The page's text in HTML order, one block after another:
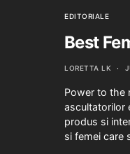
EDITORIALE
Best
LORETTA LK
Power to the
ascultatorilor
produs si
si femei care